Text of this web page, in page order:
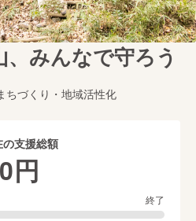
みんなで守ろう
ちづくり・地域活性化
の支援総額
0円
終了